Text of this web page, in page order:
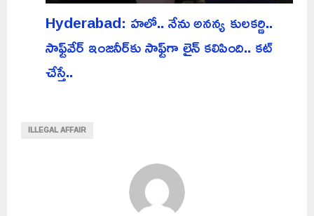
Hyderabad: హలో.. నేను అనన్య కులకర్ణి..
సాఫ్ట్‌వేర్ ఇంజనీర్‌కు సాఫ్ట్‌గా లైన్ కలిపింది.. కట్
చేస్తే..
ILLEGAL AFFAIR